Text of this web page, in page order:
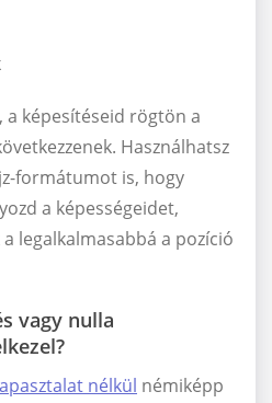
a képesítéseid rögtön a
Használhatsz
formátumot is, hogy
a képességeidet,
legalkalmasabbá a pozíció
vagy nulla
nélkül némiképp